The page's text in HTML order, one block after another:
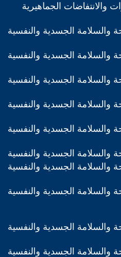
والانتفاضات الجماهيرية
والسلامة الجسدية والنفسية
والسلامة الجسدية والنفسية
والسلامة الجسدية والنفسية
والسلامة الجسدية والنفسية
والسلامة الجسدية والنفسية
والسلامة الجسدية والنفسية
والسلامة الجسدية والنفسية
والسلامة الجسدية والنفسية
والسلامة الجسدية والنفسية
والسلامة الجسدية والنفسية